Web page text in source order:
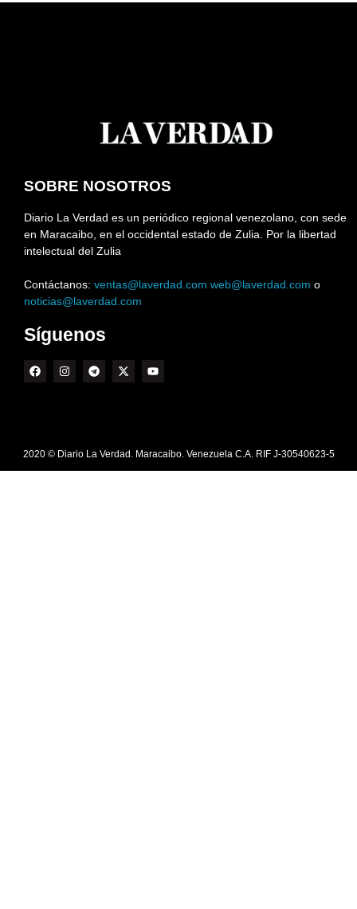
SOBRE NOSOTROS
Diario La Verdad es un periódico regional venezolano, con sede
en Maracaibo, en el occidental estado de Zulia. Por la libertad
intelectual del Zulia
Contáctanos: ventas@laverdad.com web@laverdad.com o
noticias@laverdad.com
Síguenos
2020 © Diario La Verdad. Maracaibo. Venezuela C.A. RIF J-30540623-5